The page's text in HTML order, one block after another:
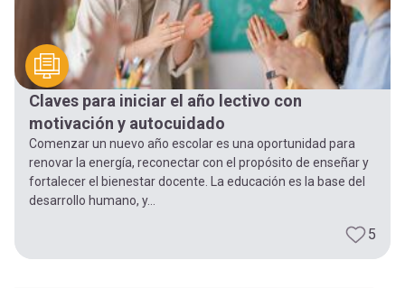
Claves para iniciar el año lectivo con
motivación y autocuidado
Comenzar un nuevo año escolar es una oportunidad para
renovar la energía, reconectar con el propósito de enseñar y
fortalecer el bienestar docente. La educación es la base del
desarrollo humano, y...
5